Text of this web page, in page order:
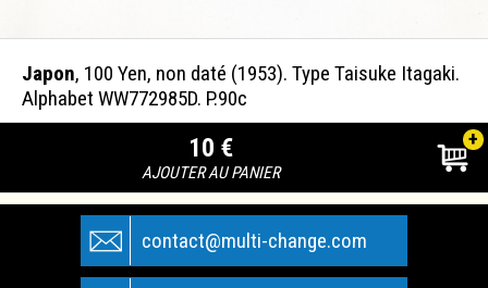
Japon, 100 Yen, non daté (1953). Type Taisuke Itagaki.
Alphabet WW772985D. P.90c
10 €
AJOUTER AU PANIER
+
contact@multi-change.com